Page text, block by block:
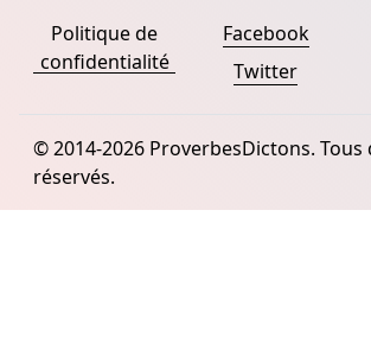
Politique de
confidentialité
Facebook
Twitter
© 2014-2026 ProverbesDictons. Tous
réservés.